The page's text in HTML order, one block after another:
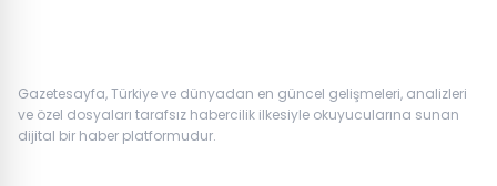
Gazetesayfa, Türkiye ve dünyadan en güncel gelişmeleri, analizleri
ve özel dosyaları tarafsız habercilik ilkesiyle okuyucularına sunan
dijital bir haber platformudur.